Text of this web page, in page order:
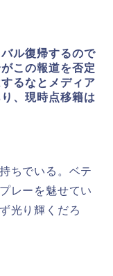
ル復帰するので
この報道を否定
るなとメディア
、現時点移籍は
ちでいる。ベテ
レーを魅せてい
光り輝くだろ